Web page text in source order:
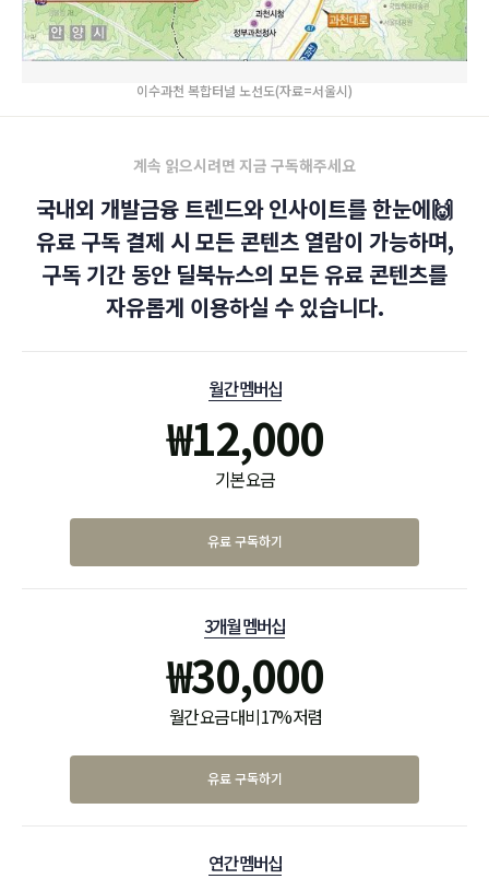
이수과천 복합터널 노선도(자료=서울시)
계속 읽으시려면 지금 구독해주세요
국내외 개발금융 트렌드와 인사이트를 한눈에🙌
유료 구독 결제 시 모든 콘텐츠 열람이 가능하며,
구독 기간 동안 딜북뉴스의 모든 유료 콘텐츠를
자유롭게 이용하실 수 있습니다.
월간 멤버십
₩12,000
기본 요금
유료 구독하기
3개월 멤버십
₩30,000
월간 요금 대비 17% 저렴
유료 구독하기
연간 멤버십